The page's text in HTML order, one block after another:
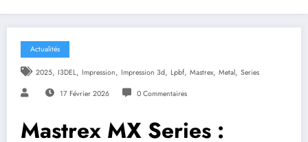
Actualités
2025, I3DEL, Impression, Impression 3d, Lpbf, Mastrex, Metal, Series
17 Février 2026 0 Commentaires
Mastrex MX Series :